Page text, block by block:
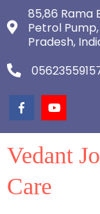
85,86 Rama
Petrol
Pradesh,
Vedant
Care